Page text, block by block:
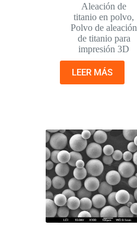
Aleación de
titanio en polvo,
Polvo de aleación
de titanio para
impresión 3D
LEER MÁS